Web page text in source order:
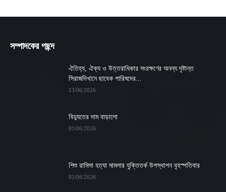
সম্পাদকের পছন্দ
ঐতিহ্য, ঐক্য ও উত্তরাধিকার সংরক্ষণের অনন্য দৃষ্টান্ত
সিরাজদিখানে ছাবেক পারিষদের...
13/06/2026
বিদ্যুতের দাম বাড়ালো
03/06/2026
শিশু রামিসা হত্যা মামলার যুক্তিতর্ক উপস্থাপন বৃহস্পতিবার
03/06/2026